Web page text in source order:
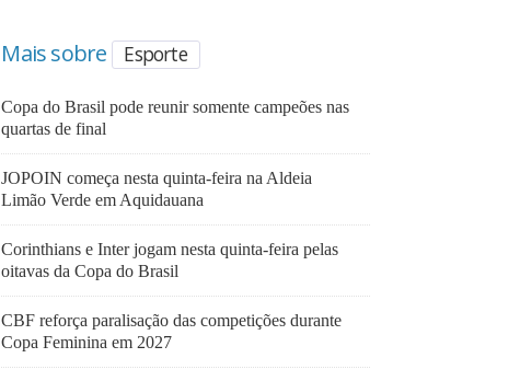
Mais sobre Esporte
Copa do Brasil pode reunir somente campeões nas
quartas de final
JOPOIN começa nesta quinta-feira na Aldeia
Limão Verde em Aquidauana
Corinthians e Inter jogam nesta quinta-feira pelas
oitavas da Copa do Brasil
CBF reforça paralisação das competições durante
Copa Feminina em 2027